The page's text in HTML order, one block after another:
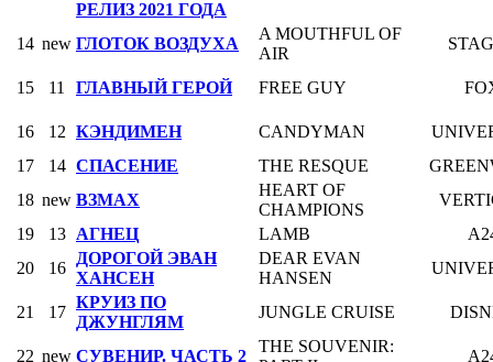
РЕЛИЗ 2021 ГОДА
14 new ГЛОТОК ВОЗДУХА
A MOUTHFUL OF
AIR
15 11 ГЛАВНЫЙ ГЕРОЙ FREE GUY
16 12 КЭНДИМЕН CANDYMAN
17
14 СПАСЕНИЕ THE RESQUE
18 new ВЗМАХ
HEART OF
CHAMPIONS
19
13 АГНЕЦ LAMB
20
16
ДОРОГОЙ ЭВАН
ХАНСЕН
DEAR EVAN
HANSEN
21 17
КРУИЗ ПО
ДЖУНГЛЯМ
JUNGLE CRUISE
22 new СУВЕНИР. ЧАСТЬ 2
THE SOUVENIR: